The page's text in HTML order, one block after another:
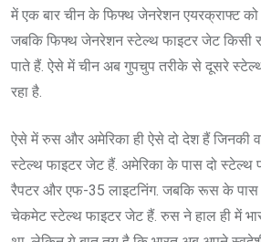
में एक बार चीन के फिफ्थ जेनरेशन एयरक्राफ्ट को
जबकि फिफ्थ जेनरेशन स्टेल्थ फाइटर जेट किसी
पाते हैं. ऐसे में चीन अब गुपचुप तरीके से दूसरे
रहा है.
ऐसे में रुस और अमेरिका ही ऐसे दो देश हैं जिनकी
स्टेल्थ फाइटर जेट हैं. अमेरिका के पास दो
रैपटर और एफ-35 लाइटनिंग. जबकि रूस के
चेकमेट स्टेल्थ फाइटर जेट हैं. रुस ने हाल ही में